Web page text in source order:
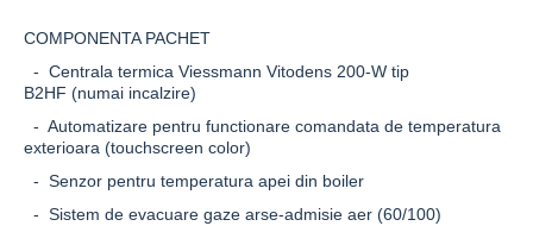
COMPONENTA PACHET
- Centrala termica Viessmann Vitodens 200-W tip
B2HF (numai incalzire)
- Automatizare pentru functionare comandata de temperatura
exterioara (touchscreen color)
- Senzor pentru temperatura apei din boiler
- Sistem de evacuare gaze arse-admisie aer (60/100)